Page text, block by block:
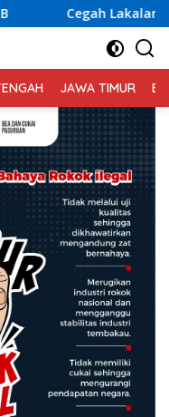
Personil Polsek
JAWA TIMUR